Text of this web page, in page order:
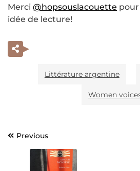
Merci @hopsouslacouette
idée de lecture!
Littérature argentine
Women
Navigation
Previous